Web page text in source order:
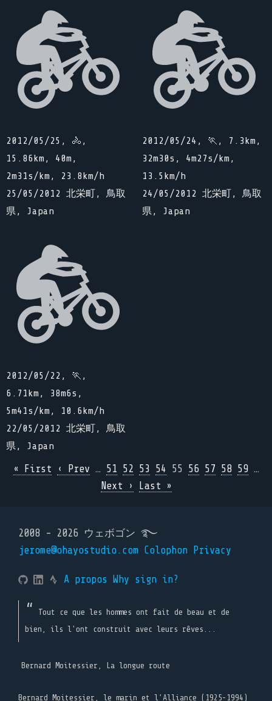
2012/05/25, 🚴,
15.86km, 40m,
2m31s/km, 23.8km/h
25/05/2012 北栄町, 鳥取
県, Japan
2012/05/24, 🏃, 7.3km,
32m30s, 4m27s/km,
13.5km/h
24/05/2012 北栄町, 鳥取
県, Japan
2012/05/22, 🏃,
6.71km, 38m6s,
5m41s/km, 10.6km/h
22/05/2012 北栄町, 鳥取
県, Japan
« First ‹ Prev … 51 52 53 54 55 56 57 58 59 …
Next ›
Last »
2008 - 2026 ウェボゴン ࿐
jerome@ohayostudio.com Colophon Privacy
A propos Why sign in?
Tout ce que les hommes ont fait de beau et de
bien, ils l'ont construit avec leurs rêves...
Bernard Moitessier, La longue route
Bernard Moitessier, le marin et l’Alliance (1925-1994)